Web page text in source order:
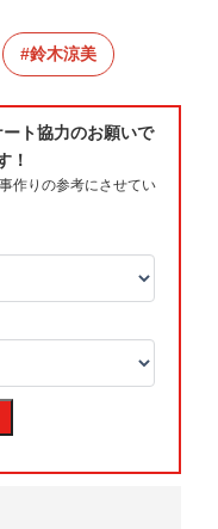
鈴木涼美